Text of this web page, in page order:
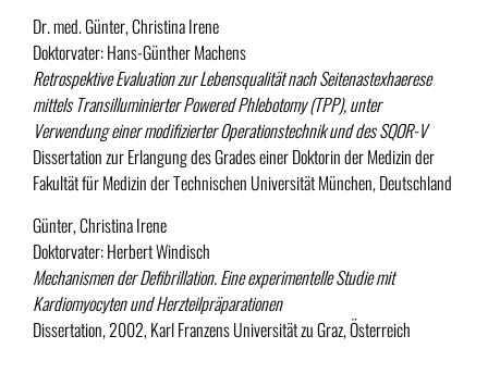
Dr. med. Günter, Christina Irene
Doktorvater: Hans-Günther Machens
Retrospektive Evaluation zur Lebensqualität nach Seitenastexhaerese
mittels Transilluminierter Powered Phlebotomy (TPP), unter
Verwendung einer modifizierter Operationstechnik und des SQOR-V
Dissertation zur Erlangung des Grades einer Doktorin der Medizin der
Fakultät für Medizin der Technischen Universität München, Deutschland
Günter, Christina Irene
Doktorvater: Herbert Windisch
Mechanismen der Defibrillation. Eine experimentelle Studie mit
Kardiomyocyten und Herzteilpräparationen
Dissertation, 2002, Karl Franzens Universität zu Graz, Österreich